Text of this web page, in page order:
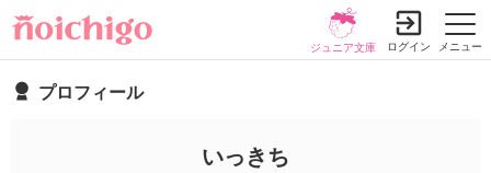
メニュー
ジュニア文庫 ログイン
プロフィール
いっきち